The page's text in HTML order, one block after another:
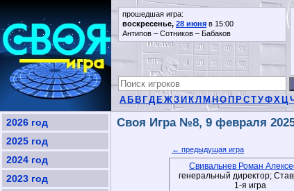
прошедшая игра:
воскресенье, 28 июня в 15:00
Антипов – Сотников – Бабаков
А Б В ГД ЕЖЗ ИКЛМНОПРСТУФХ ЦЧ
2026 год
2025 год
2024 год
2023 год
Своя Игра №8, 9 февраля 2025
← предыдущая игра
Свивальнев Роман
генеральный директор;
1-я игра